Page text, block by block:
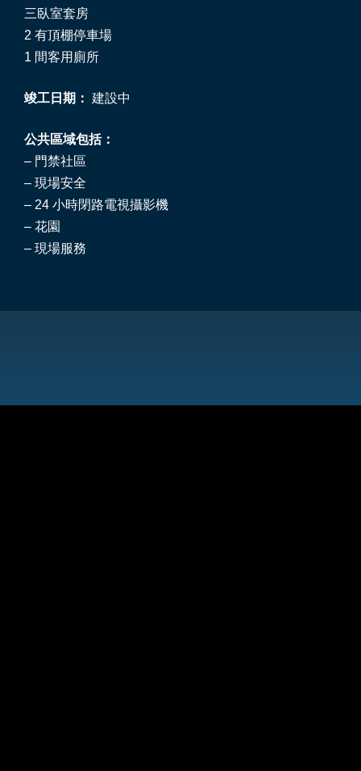
三臥室套房
2 有頂棚停車場
1 間客用廁所
竣工日期： 建設中
公共區域包括：
– 門禁社區
– 現場安全
– 24 小時閉路電視攝影機
– 花園
– 現場服務